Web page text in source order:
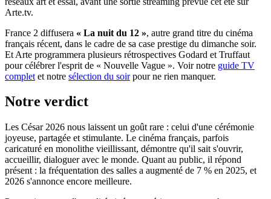
Arte.tv.
France 2 diffusera « La nuit du 12 », autre grand titre du cinéma
français récent, dans le cadre de sa case prestige du dimanche soir.
Et Arte programmera plusieurs rétrospectives Godard et Truffaut
pour célébrer l'esprit de « Nouvelle Vague ». Voir notre guide TV
complet et notre sélection du soirpour ne rien manquer.
Notre verdict
Les César 2026 nous laissent un goût rare : celui d'une cérémonie
joyeuse, partagée et stimulante. Le cinéma français, parfois
caricaturé en monolithe vieillissant, démontre qu'il sait s'ouvrir,
accueillir, dialoguer avec le monde. Quant au public, il répond
présent : la fréquentation des salles a augmenté de 7 % en 2025, et
2026 s'annonce encore meilleure.